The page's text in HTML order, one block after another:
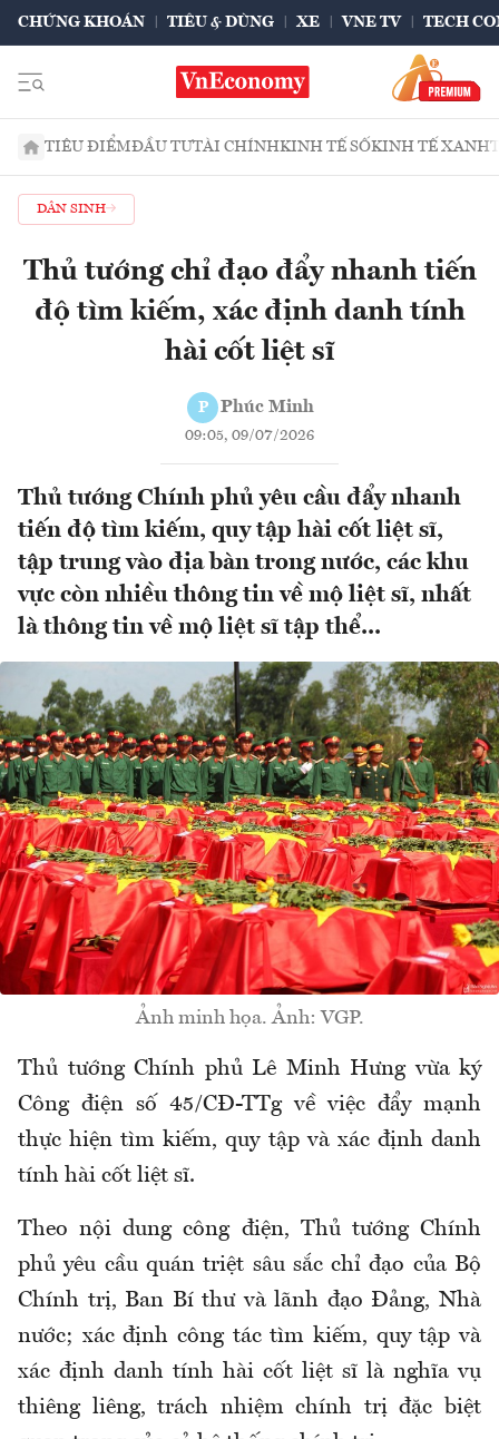
CHỨNG KHOÁN TIÊU & DÙNG XE VNE TV TECH
TIÊU ĐIỂMĐẦU TƯTÀI CHÍNHKINH TẾ SỐKINH TẾ XANH
DÂN SINH
Thủ tướng chỉ đạo đẩy nhanh tiến
độ tìm kiếm, xác định danh tính
hài cốt liệt sĩ
P Phúc Minh
09:05, 09/07/2026
Thủ tướng Chính phủ yêu cầu đẩy nhanh
tiến độ tìm kiếm, quy tập hài cốt liệt sĩ,
tập trung vào địa bàn trong nước, các khu
vực còn nhiều thông tin về mộ liệt sĩ, nhất
là thông tin về mộ liệt sĩ tập thể...
Ảnh minh họa. Ảnh: VGP.
Thủ tướng Chính phủ Lê Minh Hưng vừa ký
Công điện số 45/CĐ-TTg về việc đẩy mạnh
thực hiện tìm kiếm, quy tập và xác định danh
tính hài cốt liệt sĩ.
Theo nội dung công điện, Thủ tướng Chính
phủ yêu cầuquán triệt sâu sắc chỉ đạo của Bộ
Chính trị, Ban Bí thư và lãnh đạo Đảng, Nhà
nước; xác định công tác tìm kiếm, quy tập và
xác định danh tính hài cốt liệt sĩ là nghĩa vụ
thiêng liêng, trách nhiệm chính trị đặc biệt